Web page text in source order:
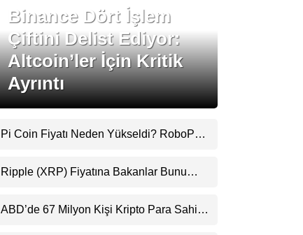
Binance Dört İşlem
Çiftini Delist Ediyor:
Altcoin’ler İçin Kritik
Ayrıntı
Pi Coin Fiyatı Neden Yükseldi? RoboPay
Destekledi
Ripple (XRP) Fiyatına Bakanlar Bunu
Uyarı
ABD’de 67 Milyon Kişi Kripto Para Sahibi: